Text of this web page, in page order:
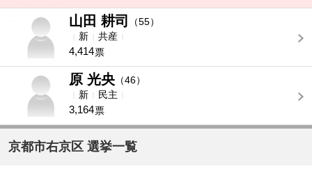
山田 耕司
（55）
新
共産
4,414票
原 光央 （46）
新
民主
3,164票
京都市右京区 選挙一覧